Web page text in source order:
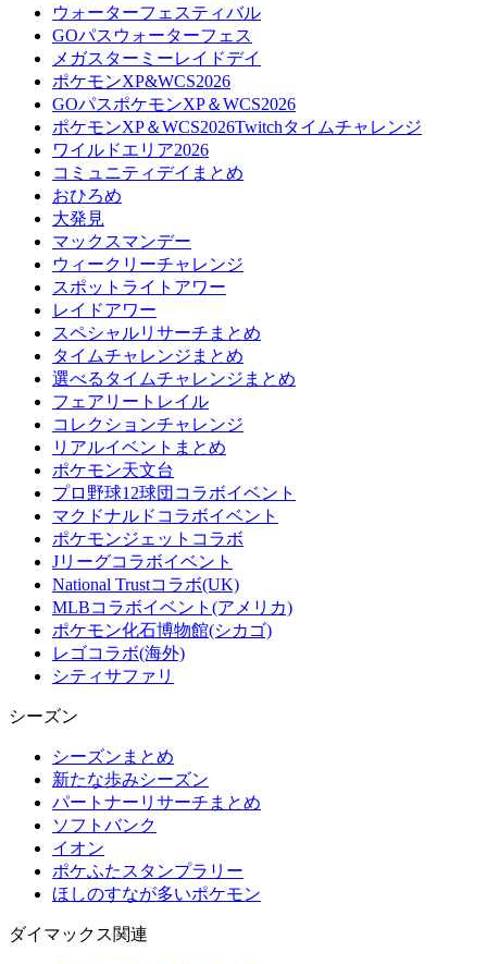
ウォーターフェスティバル
GOパスウォーターフェス
メガスターミーレイドデイ
ポケモンXP&WCS2026
GOパスポケモンXP＆WCS2026
ポケモンXP＆WCS2026Twitchタイムチャレンジ
ワイルドエリア2026
コミュニティデイまとめ
おひろめ
大発見
マックスマンデー
ウィークリーチャレンジ
スポットライトアワー
レイドアワー
スペシャルリサーチまとめ
タイムチャレンジまとめ
選べるタイムチャレンジまとめ
フェアリートレイル
コレクションチャレンジ
リアルイベントまとめ
ポケモン天文台
プロ野球12球団コラボイベント
マクドナルドコラボイベント
ポケモンジェットコラボ
Jリーグコラボイベント
National Trustコラボ(UK)
MLBコラボイベント(アメリカ)
ポケモン化石博物館(シカゴ)
レゴコラボ(海外)
シティサファリ
シーズン
シーズンまとめ
新たな歩みシーズン
パートナーリサーチまとめ
ソフトバンク
イオン
ポケふたスタンプラリー
ほしのすなが多いポケモン
ダイマックス関連